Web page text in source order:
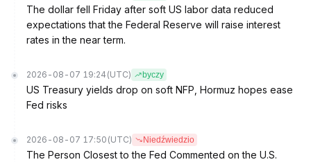
The dollar fell Friday after soft US labor data reduced
expectations that the Federal Reserve will raise interest
rates in the near term.
2026-08-07 19:24 (UTC) byczy
US Treasury yields drop on soft NFP, Hormuz hopes ease
Fed risks
2026-08-07 17:50 (UTC) Niedźwiedzio
The Person Closest to the Fed Commented on the U.S.